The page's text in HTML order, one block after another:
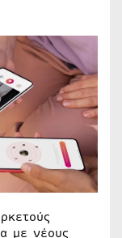
με νέους